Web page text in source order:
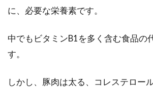
低カロリーで健康
め、お昼ご飯はサラダ
に、必要な栄養素です。
中でもビタミンB1を多く含む食品の
す。
しかし、豚肉は太る、コレステロー